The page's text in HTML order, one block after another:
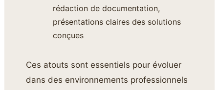
rédaction de documentation,
présentations claires des solutions
conçues
Ces atouts sont essentiels pour évoluer
dans des environnements professionnels